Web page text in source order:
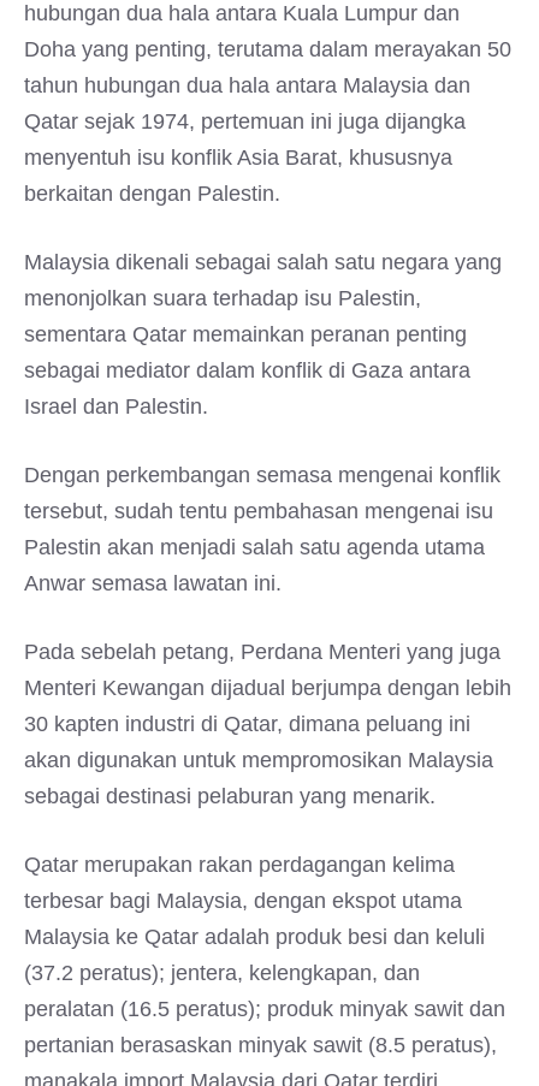
hubungan dua hala antara Kuala Lumpur dan
Doha yang penting, terutama dalam merayakan 50
tahun hubungan dua hala antara Malaysia dan
Qatar sejak 1974, pertemuan ini juga dijangka
menyentuh isu konflik Asia Barat, khususnya
berkaitan dengan Palestin.
Malaysia dikenali sebagai salah satu negara yang
menonjolkan suara terhadap isu Palestin,
sementara Qatar memainkan peranan penting
sebagai mediator dalam konflik di Gaza antara
Israel dan Palestin.
Dengan perkembangan semasa mengenai konflik
tersebut, sudah tentu pembahasan mengenai isu
Palestin akan menjadi salah satu agenda utama
Anwar semasa lawatan ini.
Pada sebelah petang, Perdana Menteri yang juga
Menteri Kewangan dijadual berjumpa dengan lebih
30 kapten industri di Qatar, dimana peluang ini
akan digunakan untuk mempromosikan Malaysia
sebagai destinasi pelaburan yang menarik.
Qatar merupakan rakan perdagangan kelima
terbesar bagi Malaysia, dengan ekspot utama
Malaysia ke Qatar adalah produk besi dan keluli
(37.2 peratus); jentera, kelengkapan, dan
peralatan (16.5 peratus); produk minyak sawit dan
pertanian berasaskan minyak sawit (8.5 peratus),
manakala import Malaysia dari Qatar terdiri